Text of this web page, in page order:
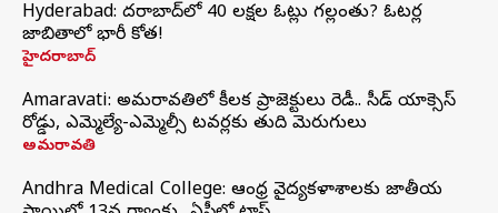
Hyderabad: హైదరాబాద్‌లో 40 లక్షల ఓట్లు గల్లంతు? ఓటర్ల
జాబితాలో భారీ కోత!
హైదరాబాద్
Amaravati: అమరావతిలో కీలక ప్రాజెక్టులు రెడీ.. సీడ్‌ యాక్సెస్‌
రోడ్డు, ఎమ్మెల్యే-ఎమ్మెల్సీ టవర్లకు తుది మెరుగులు
అమరావతి
Andhra Medical College: ఆంధ్ర వైద్యకళాశాలకు జాతీయ